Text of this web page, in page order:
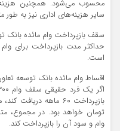
محسوب می‌شود. همچنین
سایر هزینه‌های اداری نیز به
سقف بازپرداخت وام مائده
است.
اقساط وام مائده بانک توسعه
وام و سود آن را بازپرداخت کند.